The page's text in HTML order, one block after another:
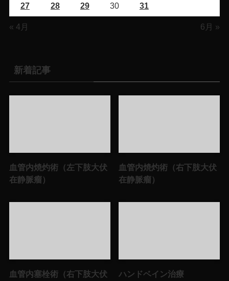
27 28 29 30 31
« 4月 6月 »
新着記事
血管内焼灼術（左下肢大伏
在静脈瘤）
血管内焼灼術（右下肢大伏
在静脈瘤）
血管内塞栓術（右下肢大伏 ハンドベイン治療